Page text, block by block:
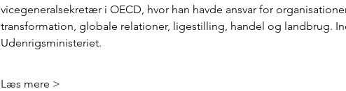
vicegeneralsekretær i OECD, hvor han havde ansvar for
transformation, globale relationer, ligestilling, handel og landbrug.
Udenrigsministeriet.
Læs mere >